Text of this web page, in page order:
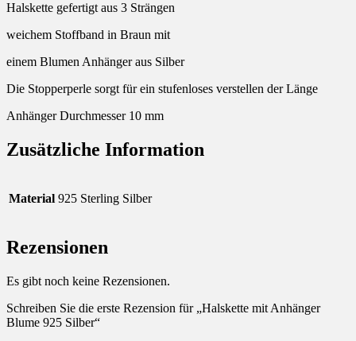
Halskette gefertigt aus 3 Strängen
weichem Stoffband in Braun mit
einem Blumen Anhänger aus Silber
Die Stopperperle sorgt für ein stufenloses verstellen der Länge
Anhänger Durchmesser 10 mm
Zusätzliche Information
Material 925 Sterling Silber
Rezensionen
Es gibt noch keine Rezensionen.
Schreiben Sie die erste Rezension für „Halskette mit Anhänger
Blume 925 Silber“